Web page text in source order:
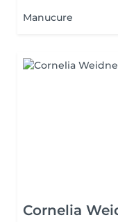
Manucure
Cornelia